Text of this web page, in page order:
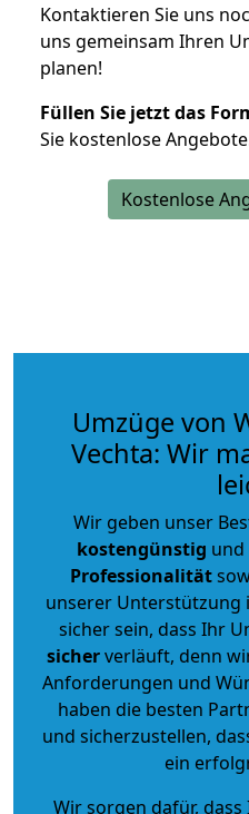
Kontaktieren Sie uns
uns gemeinsam Ihren
planen!
Füllen Sie jetzt das
Sie kostenlose
Kostenlose
Umzüge von
Vechta: Wir
Wir geben unser
kostengünstig und
Professionalität
unserer Unterstützung
sicher sein, dass Ihr
sicherverläuft, denn
Anforderungen und
haben die besten
und sicherzustellen,
ein
Wir sorgen dafür,